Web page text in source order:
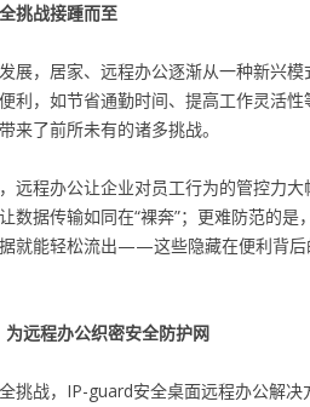
挑战接踵而至
展，居家、远程办公逐渐从一种新兴
利，如节省通勤时间、提高工作灵活
来了前所未有的诸多挑战。
远程办公让企业对员工行为的管控力大
数据传输如同在“裸奔”；更难防范的
就能轻松流出——这些隐藏在便利背后
远程办公织密安全防护网
挑战，IP-guard安全桌面远程办公解决